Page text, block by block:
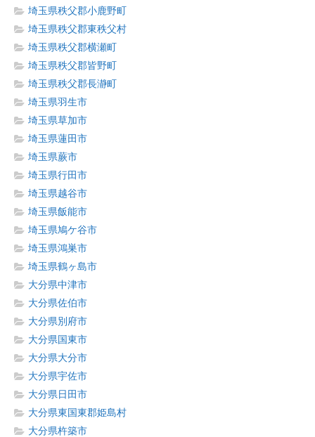
埼玉県秩父郡小鹿野町
埼玉県秩父郡東秩父村
埼玉県秩父郡横瀬町
埼玉県秩父郡皆野町
埼玉県秩父郡長瀞町
埼玉県羽生市
埼玉県草加市
埼玉県蓮田市
埼玉県蕨市
埼玉県行田市
埼玉県越谷市
埼玉県飯能市
埼玉県鳩ケ谷市
埼玉県鴻巣市
埼玉県鶴ヶ島市
大分県中津市
大分県佐伯市
大分県別府市
大分県国東市
大分県大分市
大分県宇佐市
大分県日田市
大分県東国東郡姫島村
大分県杵築市